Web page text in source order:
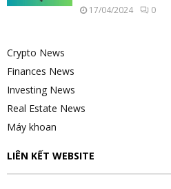
17/04/2024 0
Crypto News
Finances News
Investing News
Real Estate News
Máy khoan
LIÊN KẾT WEBSITE